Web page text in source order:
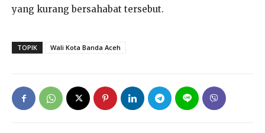
yang kurang bersahabat tersebut.
TOPIK Wali Kota Banda Aceh